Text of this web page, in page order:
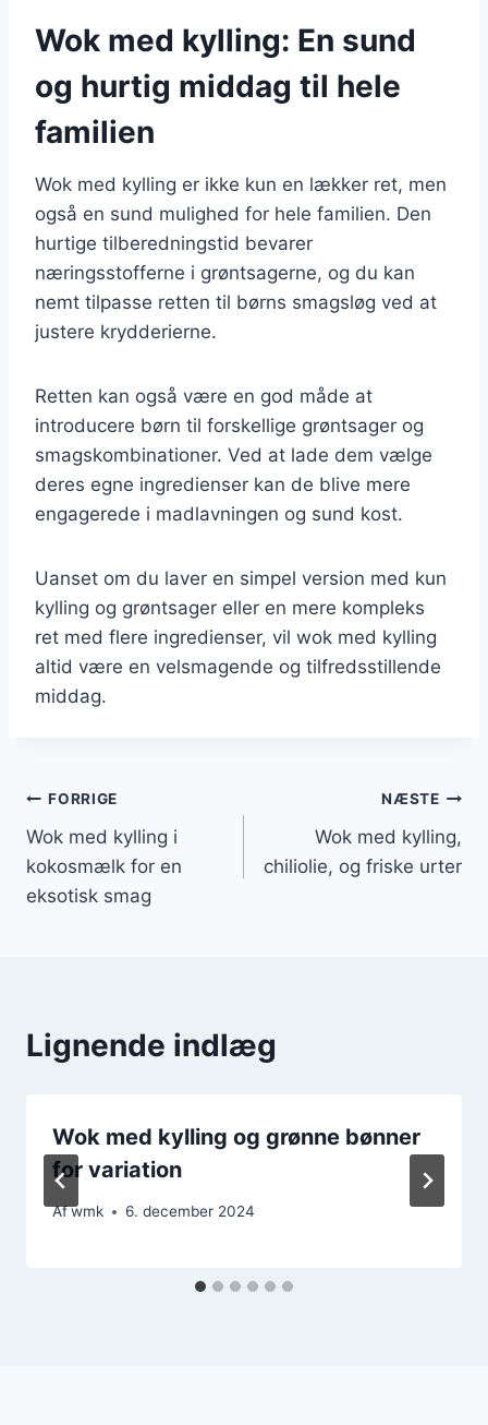
Wok med kylling: En sund
og hurtig middag til hele
familien
Wok med kylling er ikke kun en lækker ret, men
også en sund mulighed for hele familien. Den
hurtige tilberedningstid bevarer
næringsstofferne i grøntsagerne, og du kan
nemt tilpasse retten til børns smagsløg ved at
justere krydderierne.
Retten kan også være en god måde at
introducere børn til forskellige grøntsager og
smagskombinationer. Ved at lade dem vælge
deres egne ingredienser kan de blive mere
engagerede i madlavningen og sund kost.
Uanset om du laver en simpel version med kun
kylling og grøntsager eller en mere kompleks
ret med flere ingredienser, vil wok med kylling
altid være en velsmagende og tilfredsstillende
middag.
Indlægsnavigation
FORRIGE
Wok med kylling i
kokosmælk for en
eksotisk smag
NÆSTE
Wok med kylling,
chiliolie, og friske urter
Lignende indlæg
Wok med kylling og grønne bønner
for variation
Afwmk 6. december 2024